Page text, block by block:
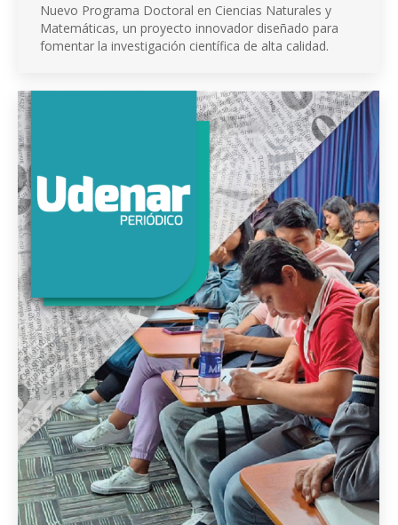
Nuevo Programa Doctoral en Ciencias Naturales y
Matemáticas, un proyecto innovador diseñado para
fomentar la investigación científica de alta calidad.